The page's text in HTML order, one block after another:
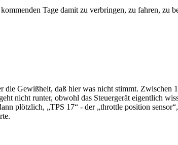
Tage damit zu verbringen, zu fahren, zu
Gewißheit, daß hier was nicht stimmt. Zwischen
nicht runter, obwohl das Steuergerät eigentlich
plötzlich, „TPS 17“ - der „throttle position